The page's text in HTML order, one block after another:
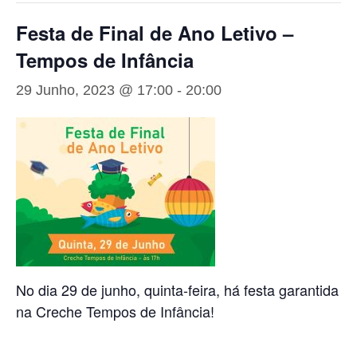
Festa de Final de Ano Letivo –
Tempos de Infância
29 Junho, 2023 @ 17:00 - 20:00
No dia 29 de junho, quinta-feira, há festa garantida
na Creche Tempos de Infância!